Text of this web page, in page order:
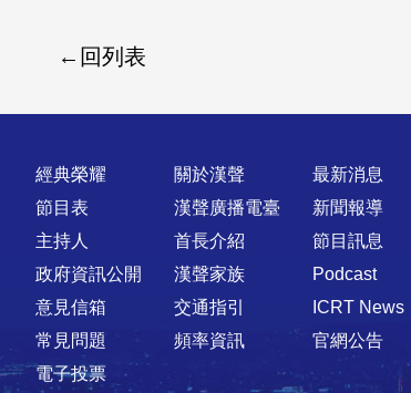
回列表
快速連結
經典榮耀
節目表
主持人
政府資訊公開
意見信箱
常見問題
電子投票
關於漢聲
漢聲廣播電臺
首長介紹
漢聲家族
交通指引
頻率資訊
最新消息
新聞報導
節目訊息
Podcast
ICRT News
官網公告